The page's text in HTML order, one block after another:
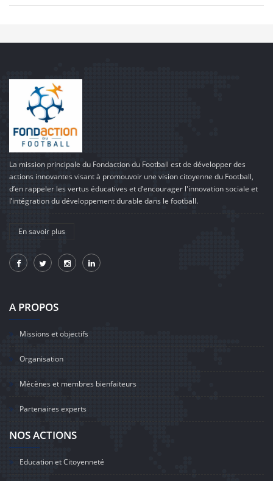
La mission principale du Fondaction du Football est de développer des
actions innovantes visant à promouvoir une vision citoyenne du Football,
d’en rappeler les vertus éducatives et d’encourager l'innovation sociale et
l’intégration du développement durable dans le football.
En savoir plus
A PROPOS
Missions et objectifs
Organisation
Mécènes et membres bienfaiteurs
Partenaires experts
NOS ACTIONS
Education et Citoyenneté